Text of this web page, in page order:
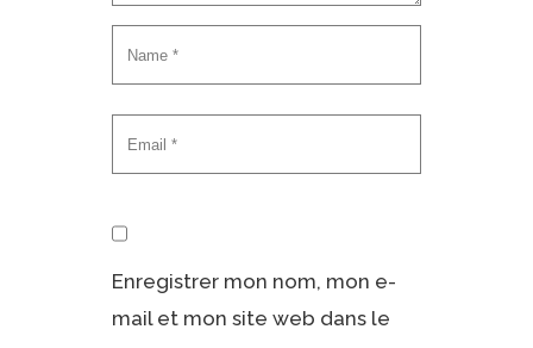
Enregistrer mon nom, mon e-
mail et mon site web dans le